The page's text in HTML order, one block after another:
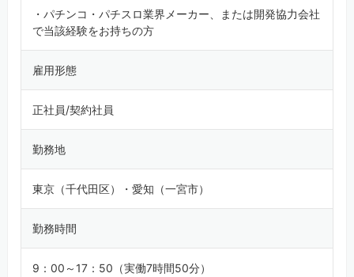
・パチンコ・パチスロ業界メーカー、または開発協力会社
で当該経験をお持ちの方
雇用形態
正社員/契約社員
勤務地
東京（千代田区）・愛知（一宮市）
勤務時間
9：00～17：50（実働7時間50分）